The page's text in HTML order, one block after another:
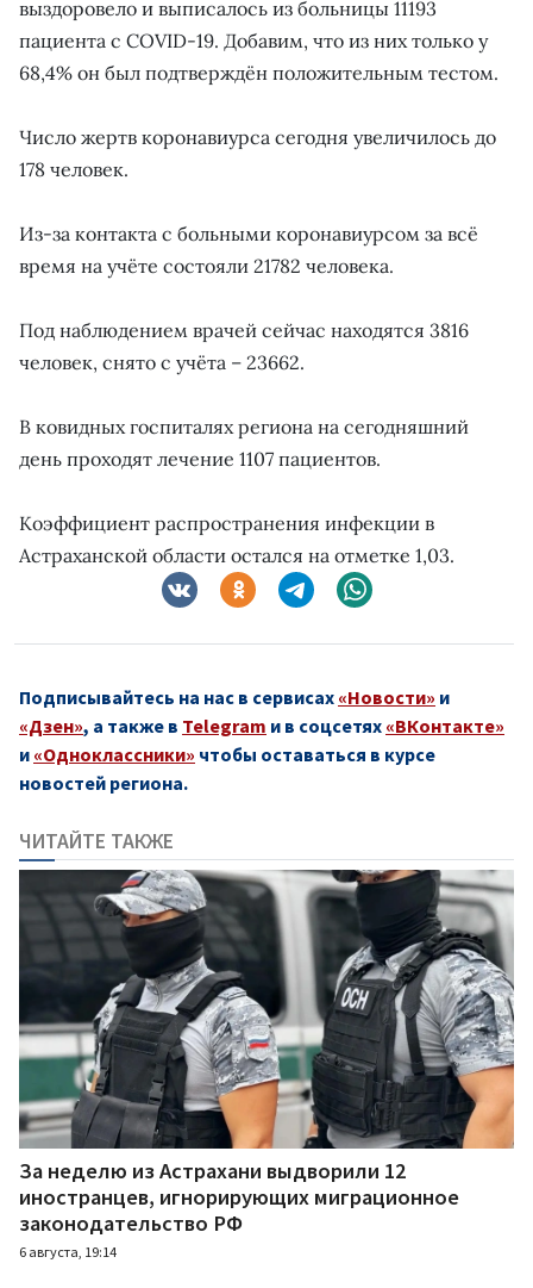
выздоровело и выписалось из больницы 11193
пациента с COVID-19. Добавим, что из них только у
68,4% он был подтверждён положительным тестом.
Число жертв коронавиурса сегодня увеличилось до
178 человек.
Из-за контакта с больными коронавиурсом за всё
время на учёте состояли 21782 человека.
Под наблюдением врачей сейчас находятся 3816
человек, снято с учёта – 23662.
В ковидных госпиталях региона на сегодняшний
день проходят лечение 1107 пациентов.
Коэффициент распространения инфекции в
Астраханской области остался на отметке 1,03.
Подписывайтесь на нас в сервисах «Новости» и
«Дзен», а также в Telegram и в соцсетях «ВКонтакте»
и «Одноклассники» чтобы оставаться в курсе
новостей региона.
ЧИТАЙТЕ ТАКЖЕ
За неделю из Астрахани выдворили 12
иностранцев, игнорирующих миграционное
законодательство РФ
6 августа, 19:14